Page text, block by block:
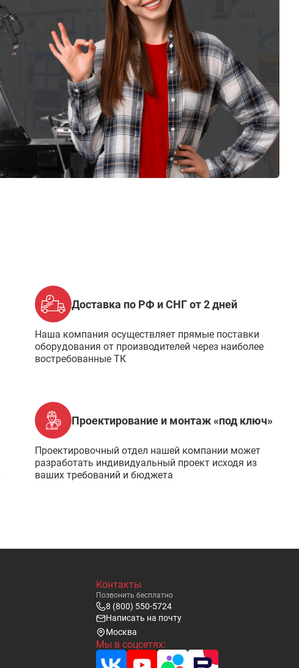
Доставка по РФ и СНГ от 2 дней
Наша компания осуществляет прямые поставки
оборудования от производителей через наиболее
востребованные ТК
Проектирование и монтаж «под ключ»
Проектировочный отдел нашей компании может
разработать индивидуальный проект исходя из
ваших требований и бюджета
Контакты
Позвонить бесплатно
8 (800) 550-5724
Написать на почту
Москва
Мы в соцсетях: